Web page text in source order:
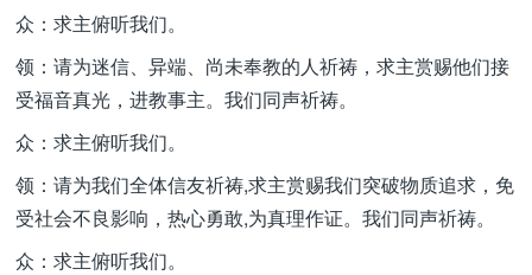
众：求主俯听我们。
领：请为迷信、异端、尚未奉教的人祈祷，求主赏赐他们接
受福音真光，进教事主。我们同声祈祷。
众：求主俯听我们。
领：请为我们全体信友祈祷,求主赏赐我们突破物质追求，免
受社会不良影响，热心勇敢,为真理作证。我们同声祈祷。
众：求主俯听我们。